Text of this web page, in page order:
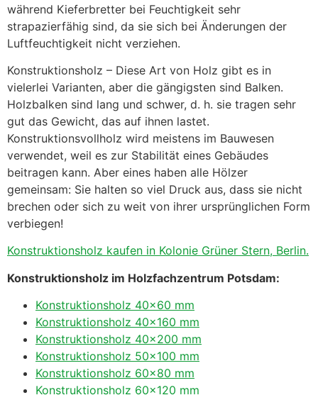
während Kieferbretter bei Feuchtigkeit sehr
strapazierfähig sind, da sie sich bei Änderungen der
Luftfeuchtigkeit nicht verziehen.
Konstruktionsholz – Diese Art von Holz gibt es in
vielerlei Varianten, aber die gängigsten sind Balken.
Holzbalken sind lang und schwer, d. h. sie tragen sehr
gut das Gewicht, das auf ihnen lastet.
Konstruktionsvollholz wird meistens im Bauwesen
verwendet, weil es zur Stabilität eines Gebäudes
beitragen kann. Aber eines haben alle Hölzer
gemeinsam: Sie halten so viel Druck aus, dass sie nicht
brechen oder sich zu weit von ihrer ursprünglichen Form
verbiegen!
Konstruktionsholz kaufen in Kolonie Grüner Stern, Berlin.
Konstruktionsholz im Holzfachzentrum Potsdam:
Konstruktionsholz 40×60 mm
Konstruktionsholz 40×160 mm
Konstruktionsholz 40×200 mm
Konstruktionsholz 50×100 mm
Konstruktionsholz 60×80 mm
Konstruktionsholz 60×120 mm